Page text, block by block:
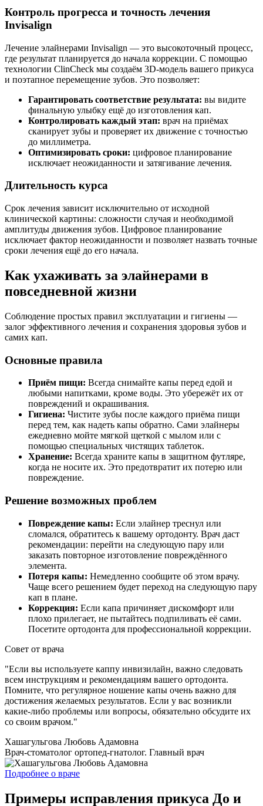
Контроль прогресса и точность лечения
Invisalign
Лечение элайнерами Invisalign — это высокоточный процесс,
где результат планируется до начала коррекции. С помощью
технологии ClinCheck мы создаём 3D-модель вашего прикуса
и поэтапное перемещение зубов. Это позволяет:
Гарантировать соответствие результата: вы видите
финальную улыбку ещё до изготовления кап.
Контролировать каждый этап: врач на приёмах
сканирует зубы и проверяет их движение с точностью
до миллиметра.
Оптимизировать сроки: цифровое планирование
исключает неожиданности и затягивание лечения.
Длительность курса
Срок лечения зависит исключительно от исходной
клинической картины: сложности случая и необходимой
амплитуды движения зубов. Цифровое планирование
исключает фактор неожиданности и позволяет назвать точные
сроки лечения ещё до его начала.
Как ухаживать за элайнерами в
повседневной жизни
Соблюдение простых правил эксплуатации и гигиены —
залог эффективного лечения и сохранения здоровья зубов и
самих кап.
Основные правила
Приём пищи: Всегда снимайте капы перед едой и
любыми напитками, кроме воды. Это убережёт их от
повреждений и окрашивания.
Гигиена: Чистите зубы после каждого приёма пищи
перед тем, как надеть капы обратно. Сами элайнеры
ежедневно мойте мягкой щеткой с мылом или с
помощью специальных чистящих таблеток.
Хранение: Всегда храните капы в защитном футляре,
когда не носите их. Это предотвратит их потерю или
повреждение.
Решение возможных проблем
Повреждение капы: Если элайнер треснул или
сломался, обратитесь к вашему ортодонту. Врач даст
рекомендации: перейти на следующую пару или
заказать повторное изготовление повреждённого
элемента.
Потеря капы: Немедленно сообщите об этом врачу.
Чаще всего решением будет переход на следующую пару
кап в плане.
Коррекция: Если капа причиняет дискомфорт или
плохо прилегает, не пытайтесь подпиливать её сами.
Посетите ортодонта для профессиональной коррекции.
Совет от врача
"Если вы используете каппу инвизилайн, важно следовать
всем инструкциям и рекомендациям вашего ортодонта.
Помните, что регулярное ношение капы очень важно для
достижения желаемых результатов. Если у вас возникли
какие-либо проблемы или вопросы, обязательно обсудите их
со своим врачом."
Хашагульгова Любовь Адамовна
Врач-стоматолог ортопед-гнатолог. Главный врач
Подробнее о враче
Примеры исправления прикуса До и